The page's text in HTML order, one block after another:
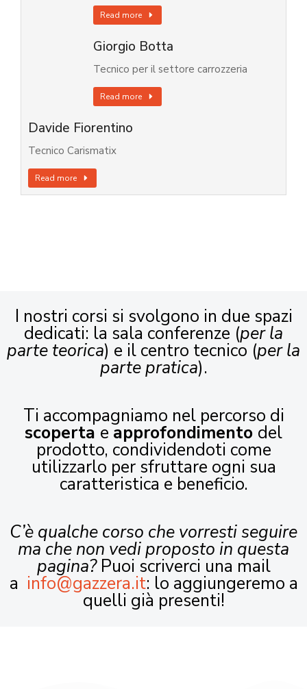
Read more
Giorgio Botta
Tecnico per il settore carrozzeria
Read more
Davide Fiorentino
Tecnico Carismatix
Read more
I nostri corsi si svolgono in due spazi
dedicati: la sala conferenze (per la
parte teorica) e il centro tecnico (per la
parte pratica).
Ti accompagniamo nel percorso di
scoperta e approfondimento del
prodotto, condividendoti come
utilizzarlo per sfruttare ogni sua
caratteristica e beneficio.
C’è qualche corso che vorresti seguire
ma che non vedi proposto in questa
pagina?Puoi scriverci una mail
a info@gazzera.it: lo aggiungeremo a
quelli già presenti!